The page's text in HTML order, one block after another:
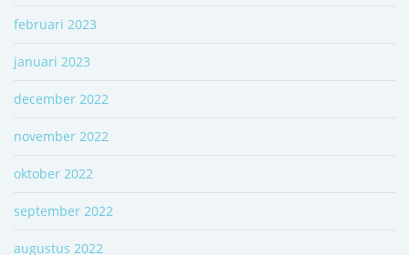
februari 2023
januari 2023
december 2022
november 2022
oktober 2022
september 2022
augustus 2022